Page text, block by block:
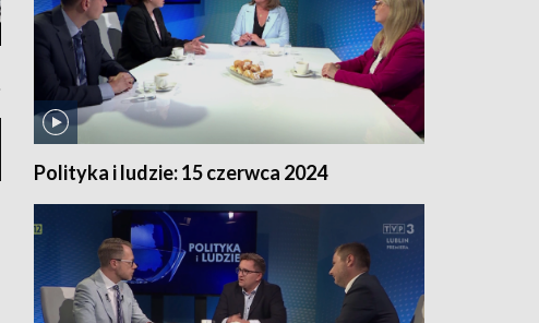
Polityka i ludzie: 15 czerwca 2024